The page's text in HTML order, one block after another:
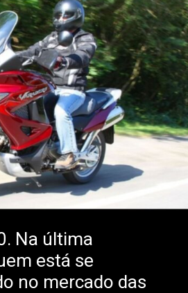
Na última
está se
no mercado das